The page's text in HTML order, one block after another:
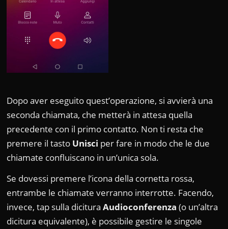
Dopo aver eseguito quest’operazione, si avvierà una
seconda chiamata, che metterà in attesa quella
precedente con il primo contatto. Non ti resta che
premere il tasto Unisci per fare in modo che le due
chiamate confluiscano in un’unica sola.
Se dovessi premere l’icona della cornetta rossa,
entrambe le chiamate verranno interrotte. Facendo,
invece, tap sulla dicituraAudioconferenza (o un’altra
dicitura equivalente), è possibile gestire le singole